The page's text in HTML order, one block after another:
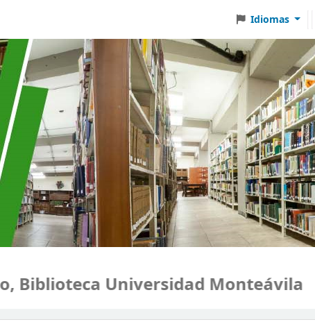
Idiomas
Universidad Monteávila